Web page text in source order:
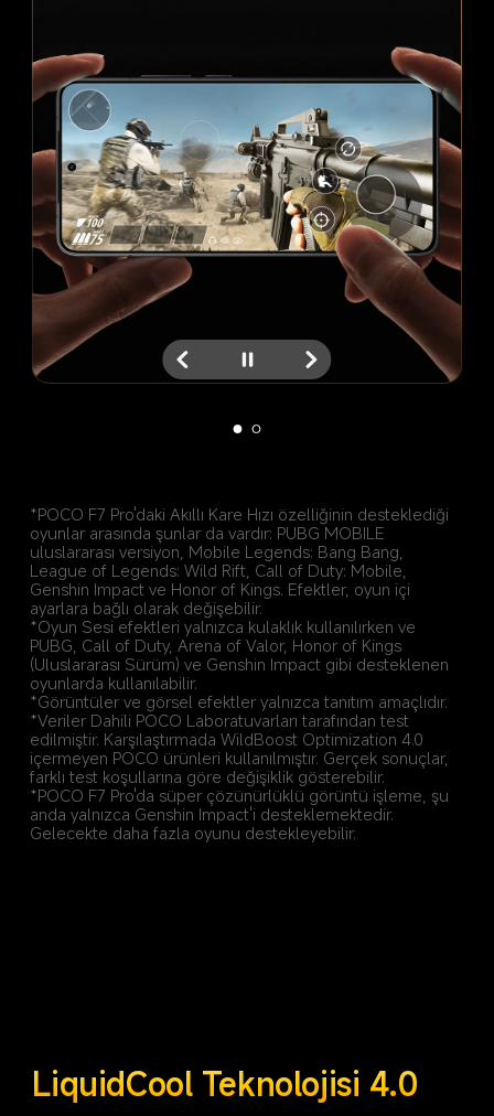
Sürükleyici oyun sesi
Kulaklık takılıyken adımlar ve dış
sesler gibi ses efektlerini doğru
şekilde yakalar
*POCO F7 Pro'daki Akıllı Kare Hızı özelliğinin desteklediği
oyunlar arasında şunlar da vardır: PUBG MOBILE
uluslararası versiyon, Mobile Legends: Bang Bang,
League of Legends: Wild Rift, Call of Duty: Mobile,
Genshin Impact ve Honor of Kings. Efektler, oyun içi
ayarlara bağlı olarak değişebilir.
*Oyun Sesi efektleri yalnızca kulaklık kullanılırken ve
PUBG, Call of Duty, Arena of Valor, Honor of Kings
(Uluslararası Sürüm) ve Genshin Impact gibi desteklenen
oyunlarda kullanılabilir.
*Görüntüler ve görsel efektler yalnızca tanıtım amaçlıdır.
*Veriler Dahili POCO Laboratuvarları tarafından test
edilmiştir. Karşılaştırmada WildBoost Optimization 4.0
içermeyen POCO ürünleri kullanılmıştır. Gerçek sonuçlar,
farklı test koşullarına göre değişiklik gösterebilir.
*POCO F7 Pro'da süper çözünürlüklü görüntü işleme, şu
anda yalnızca Genshin Impact'i desteklemektedir.
Gelecekte daha fazla oyunu destekleyebilir.
LiquidCool Teknolojisi 4.0